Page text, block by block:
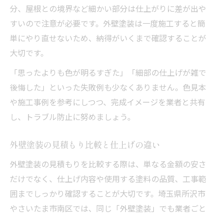
分、屋根との境界など細かい部分は仕上がりに差が出や
すいので注意が必要です。外壁塗装は一度施工すると簡
単にやり直せないため、納得がいくまで確認することが
大切です。
「思ったよりも色が明るすぎた」「細部の仕上げが雑で
後悔した」といった失敗例も少なくありません。色見本
や施工事例を参考にしつつ、完成イメージを業者と共有
し、トラブル防止に努めましょう。
外壁塗装の見積もり比較と仕上げの違い
外壁塗装の見積もりを比較する際は、単なる金額の安さ
だけでなく、仕上げ内容や使用する塗料の品質、工事範
囲までしっかり確認することが大切です。埼玉県所沢市
やさいたま市南区では、同じ「外壁塗装」でも業者ごと